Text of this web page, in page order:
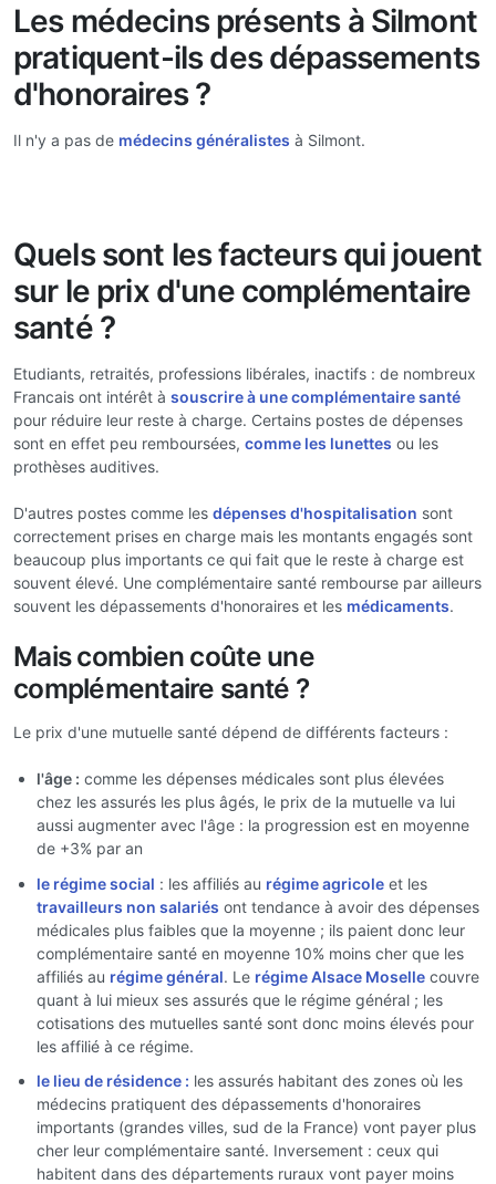
Les médecins présents à Silmont
pratiquent-ils des dépassements
d'honoraires ?
Il n'y a pas de médecins généralistes à Silmont.
Quels sont les facteurs qui jouent
sur le prix d'une complémentaire
santé ?
Etudiants, retraités, professions libérales, inactifs : de nombreux
Francais ont intérêt à souscrire à une complémentaire santé
pour réduire leur reste à charge. Certains postes de dépenses
sont en effet peu remboursées, comme les lunettes ou les
prothèses auditives.
D'autres postes comme les dépenses d'hospitalisation sont
correctement prises en charge mais les montants engagés sont
beaucoup plus importants ce qui fait que le reste à charge est
souvent élevé. Une complémentaire santé rembourse par ailleurs
souvent les dépassements d'honoraires et les médicaments.
Mais combien coûte une
complémentaire santé ?
Le prix d'une mutuelle santé dépend de différents facteurs :
l'âge : comme les dépenses médicales sont plus élevées
chez les assurés les plus âgés, le prix de la mutuelle va lui
aussi augmenter avec l'âge : la progression est en moyenne
de +3% par an
le régime social : les affiliés au régime agricole et les
travailleurs non salariés ont tendance à avoir des dépenses
médicales plus faibles que la moyenne ; ils paient donc leur
complémentaire santé en moyenne 10% moins cher que les
affiliés au régime général. Le régime Alsace Moselle couvre
quant à lui mieux ses assurés que le régime général ; les
cotisations des mutuelles santé sont donc moins élevés pour
les affilié à ce régime.
le lieu de résidence : les assurés habitant des zones où les
médecins pratiquent des dépassements d'honoraires
importants (grandes villes, sud de la France) vont payer plus
cher leur complémentaire santé. Inversement : ceux qui
habitent dans des départements ruraux vont payer moins